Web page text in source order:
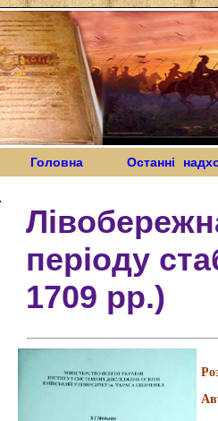
Головна Останні
періоду
1709 рр.)